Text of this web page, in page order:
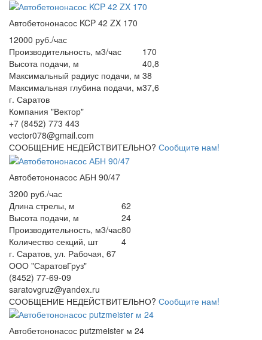
Автобетононасос KCP 42 ZX 170
12000 руб./час
Производительность, м3/час
170
Высота подачи, м
40,8
Максимальный радиус подачи, м 38
Максимальная глубина подачи, м37,6
г. Саратов
Компания "Вектор"
+7 (8452) 773 443
vector078@gmail.com
СООБЩЕНИЕ НЕДЕЙСТВИТЕЛЬНО? Сообщите нам!
Автобетононасос АБН 90/47
3200 руб./час
Длина стрелы, м
62
Высота подачи, м
24
Производительность, м3/час80
Количество секций, шт
4
г. Саратов, ул. Рабочая, 67
ООО "СаратовГруз"
(8452) 77-69-09
saratovgruz@yandex.ru
СООБЩЕНИЕ НЕДЕЙСТВИТЕЛЬНО? Сообщите нам!
Автобетононасос putzmeister м 24